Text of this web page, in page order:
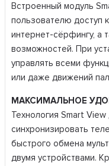
Встроенный модуль
пользователю доступ
интернет-сёрфингу, а
возможностей. При
управлять всеми
или даже движений
МАКСИМАЛЬНОЕ
Технология Smart
синхронизировать
быстрого обмена
двумя устройствами.